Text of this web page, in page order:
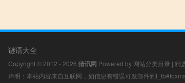
谜语大全
Copyright © 2012 - 2026 猜讯网 Powered by 网站分类目录 | 精
声明：本站内容来自互联网，如信息有错误可发邮件到